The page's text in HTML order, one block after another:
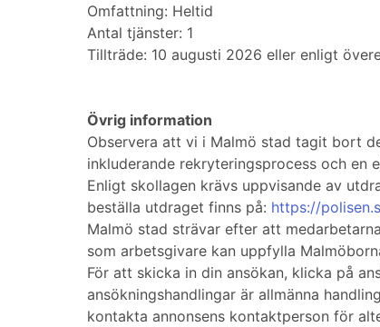
Omfattning: Heltid
Antal tjänster: 1
Tillträde: 10 augusti 2026 eller enligt
Övrig information
Observera att vi i Malmö stad tagit bort
inkluderande rekryteringsprocess och
Enligt skollagen krävs uppvisande av
beställa utdraget finns på: https://
Malmö stad strävar efter att
som arbetsgivare kan uppfylla
För att skicka in din ansökan, klicka på
ansökningshandlingar är allmänna
kontakta annonsens kontaktperson för